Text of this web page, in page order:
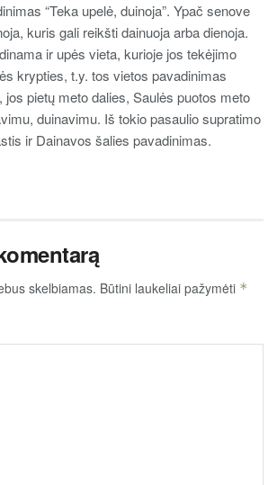
“Teka upelė, duinoja”. Ypač senove
kuris gali reikšti dainuoja arba dienoja.
ir upės vieta, kurioje jos tekėjimo
krypties, t.y. tos vietos pavadinimas
pietų meto dalies, Saulės puotos meto
duinavimu. Iš tokio pasaulio supratimo
ir Dainavos šalies pavadinimas.
skelbiamas. Būtini laukeliai pažymėti *